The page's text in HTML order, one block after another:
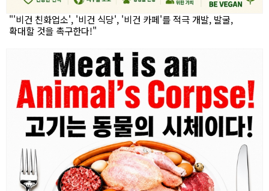
"'비건 친화업소', '비건 식당', '비건 카페'를 적극 개발, 발굴,
확대할 것을 촉구한다!"